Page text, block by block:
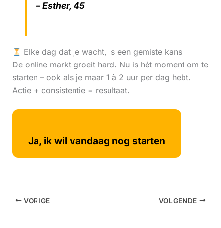
– Esther, 45
Elke dag dat je wacht, is een gemiste kans
De online markt groeit hard. Nu is hét moment om te
starten – ook als je maar 1 à 2 uur per dag hebt.
Actie + consistentie = resultaat.
Ja, ik wil vandaag nog starten
VORIGE VOLGENDE